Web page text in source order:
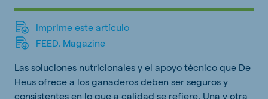
Imprime este artículo
FEED. Magazine
Las soluciones nutricionales y el apoyo técnico que De
Heus ofrece a los ganaderos deben ser seguros y
consistentes en lo que a calidad se refiere. Una y otra